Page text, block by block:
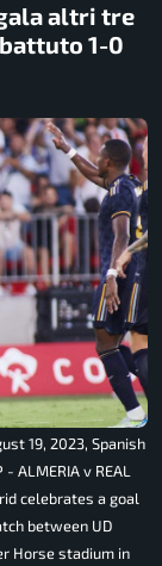
altri tre
1-0
19, 2023, Spanish
ALMERIA v REAL
celebrates a goal
between UD
Horse stadium in